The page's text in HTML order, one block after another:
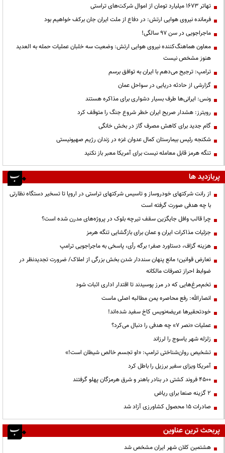
تهاتر ۱۶۷۳ میلیارد تومان از اموال شرکت‌های تراستی
فرمانده نیروی هوایی ارتش: در دفاع از ملت ایران جان برکف خواهیم بود
ماجراجویی در سن ۹۷ سالگی!
معاون هماهنگ‌کننده نیروی هوایی ارتش: وضعیت سه خلبان عملیات حمله به العدید
هنوز مشخص نیست
ترامپ: ترجیح می‌دهم با ایران به توافق برسم
گزارشی از حادثه دریایی در سواحل عمان
ونس: ایرانی‌ها طرف بسیار دشواری برای مذاکره هستند
رویترز: هشدار صریح ایران خطر شروع جنگ را متوقف کرد
گام جدید برای کاهش مصرف گاز در بخش خانگی
شکنجه رئیس بیمارستان کمال عدوان غزه در زندان رژیم صهیونیستی
تنگه هرمز قابل معامله نیست برای آمریکا معبر باز نکنید
پربازدید ها
از رانت‌ شرکتهای خودروساز و تاسیس شرکتهای تراستی در اروپا تا تسخیر دستگاه نظارتی
با چه هدفی صورت گرفته است
چرا قالب وافل جایگزین سقف تیرچه بلوک در پروژه‌های مدرن شده است؟
جزئیات مذاکرات ایران و عمان برای بازگشایی تنگه هرمز
هزینه گزاف، دستاورد صفر؛ برگه رأی، پاسخی به ماجراجویی ترامپ
تعارض قوانین؛ مانع پنهان سنددار شدن بخش بزرگی از املاک/ ضرورت تجدیدنظر در
ضوابط احراز تصرفات مالکانه
تخم‌مرغ‌هایی که در مرز پوسیدند تا اقتدار اداری اثبات شود
انصارالله: رفع محاصره یمن مطالبه اصلی ماست
خودتحقیرها عریضه‌نویس کاخ سفید شده‌اند!
عملیات «نصر ۷» چه هدفی را دنبال می‌کرد؟
زلزله شهر یاسوج را لرزاند
تشخیص روان‌شناختی ترامپ: «او تجسم خالص شیطان است!»
آمریکا ویزای سفیر برزیل را باطل کرد
۴۵۰۰ فروند کشتی در بنادر باهنر و شرق هرمزگان پهلو گرفتند
۲ گزینه صنعا برای ریاض
صادرات ۱۵ محصول کشاورزی آزاد شد
پربحث ترین عناوین
هشتمین کلان شهر ایران مشخص شد